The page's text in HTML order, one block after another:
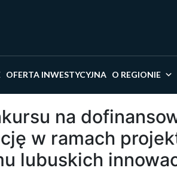
OFERTA INWESTYCYJNA O REGIONIE
na
w ramach
lubuskich